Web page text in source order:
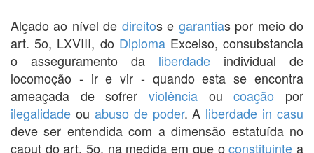
Alçado ao nível de direitos e garantias por meio do
art. 5o, LXVIII, do DiplomaExcelso, consubstancia
o asseguramento da liberdade individual de
locomoção - ir e vir - quando esta se encontra
ameaçada de sofrer violência oucoação por
ilegalidade ou abuso de poder. A liberdade in casu
deve ser entendida com a dimensão estatuída no
caput do art. 5o, na medida em que oconstituinte a